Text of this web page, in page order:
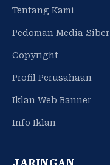
Tentang Kami
Pedoman Media Siber
Copyright
Profil Perusahaan
Iklan Web Banner
Info Iklan
JARINGAN